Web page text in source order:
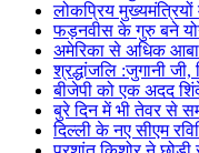
लोकप्रिय मुख्यमंत्रियों
फड़नवीस के गुरु बने
अमेरिका से अधिक
श्रद्धांजलि :जुगानी
बीजेपी को एक अदद
बुरे दिन में भी तेवर से
दिल्ली के नए सीएम